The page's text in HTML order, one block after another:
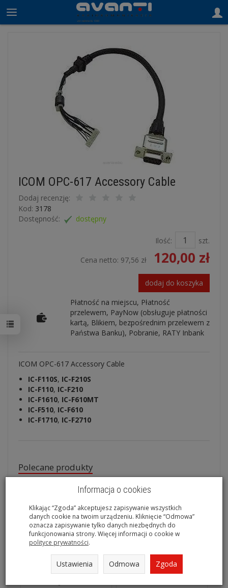
ICOM OPC-617 Accessory Cable
Dodaj recenzję:
Kod: 3178
Dostępność:
dostępny
Ilość:
szt.
Cena netto: 97,56 zł 120,00 zł
dodaj do koszyka
Płatność na miejscu, Płatność
przelewem, PayNow (obsługuje płatności
kartą, Blikiem, bezpośrednim przelewem z
Państwa Banku), Pobranie, RATY Inbank
ICOM OPC-617 Accessory Cable
IC-F110S, IC-F210S
IC-F110, IC-F210
IC-F1610, IC-F610MT
IC-F510, IC-F610
IC-F1710, IC-F2710
Polecane produkty
Informacja o cookies
Klikając “Zgoda” akceptujesz zapisywanie wszystkich
danych cookie na twoim urządzeniu. Kliknięcie “Odmowa”
oznacza zapisywanie tylko danych niezbędnych do
funkcjonowania strony. Więcej informacji o cookie w
polityce prywatności.
Ustawienia Odmowa Zgoda